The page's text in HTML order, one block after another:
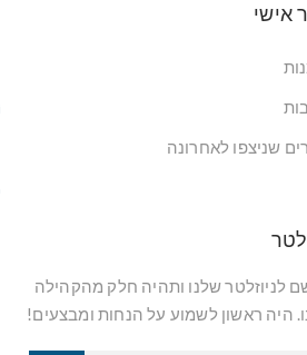
אישי
שניצפו לאחרונה
לניוזלטר שלנו ותהיה חלק מהקהילה
היה ראשון לשמוע על הנחות ומבצעים!